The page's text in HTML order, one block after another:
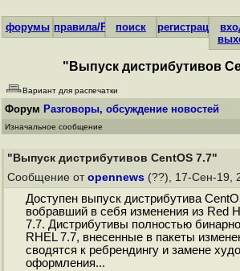
форумы правила/FAQпоиск регистрация
"Выпуск дистрибутивов
Вариант для распечатки
Форум Разговоры, обсуждение новостей
Изначальное сообщение
"Выпуск дистрибутивов CentOS 7.7"
Сообщение от opennews (??), 17-Сен-19,
Доступен выпуск дистрибутива
вобравший в себя изменения из Red
7.7. Дистрибутивы полностью
RHEL 7.7, внесенные в пакеты
сводятся к ребрендингу и замене
оформления...